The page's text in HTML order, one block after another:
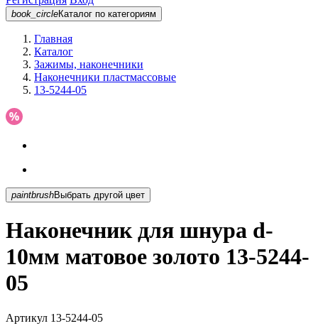
book_circleКаталог по категориям
Главная
Каталог
Зажимы, наконечники
Наконечники пластмассовые
13-5244-05
paintbrush Выбрать другой цвет
Наконечник для шнура d-
10мм матовое золото 13-5244-
05
Артикул 13-5244-05